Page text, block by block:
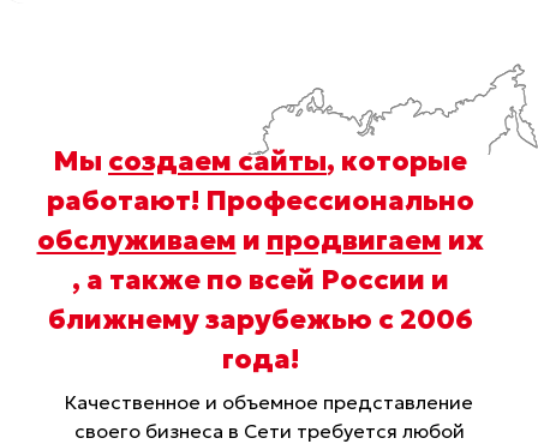
Мы создаем сайты, которые
работают! Профессионально
обслуживаем и продвигаем их
, а также по всей России и
ближнему зарубежью с 2006
года!
Качественное и объемное представление
своего бизнеса в Сети требуется любой